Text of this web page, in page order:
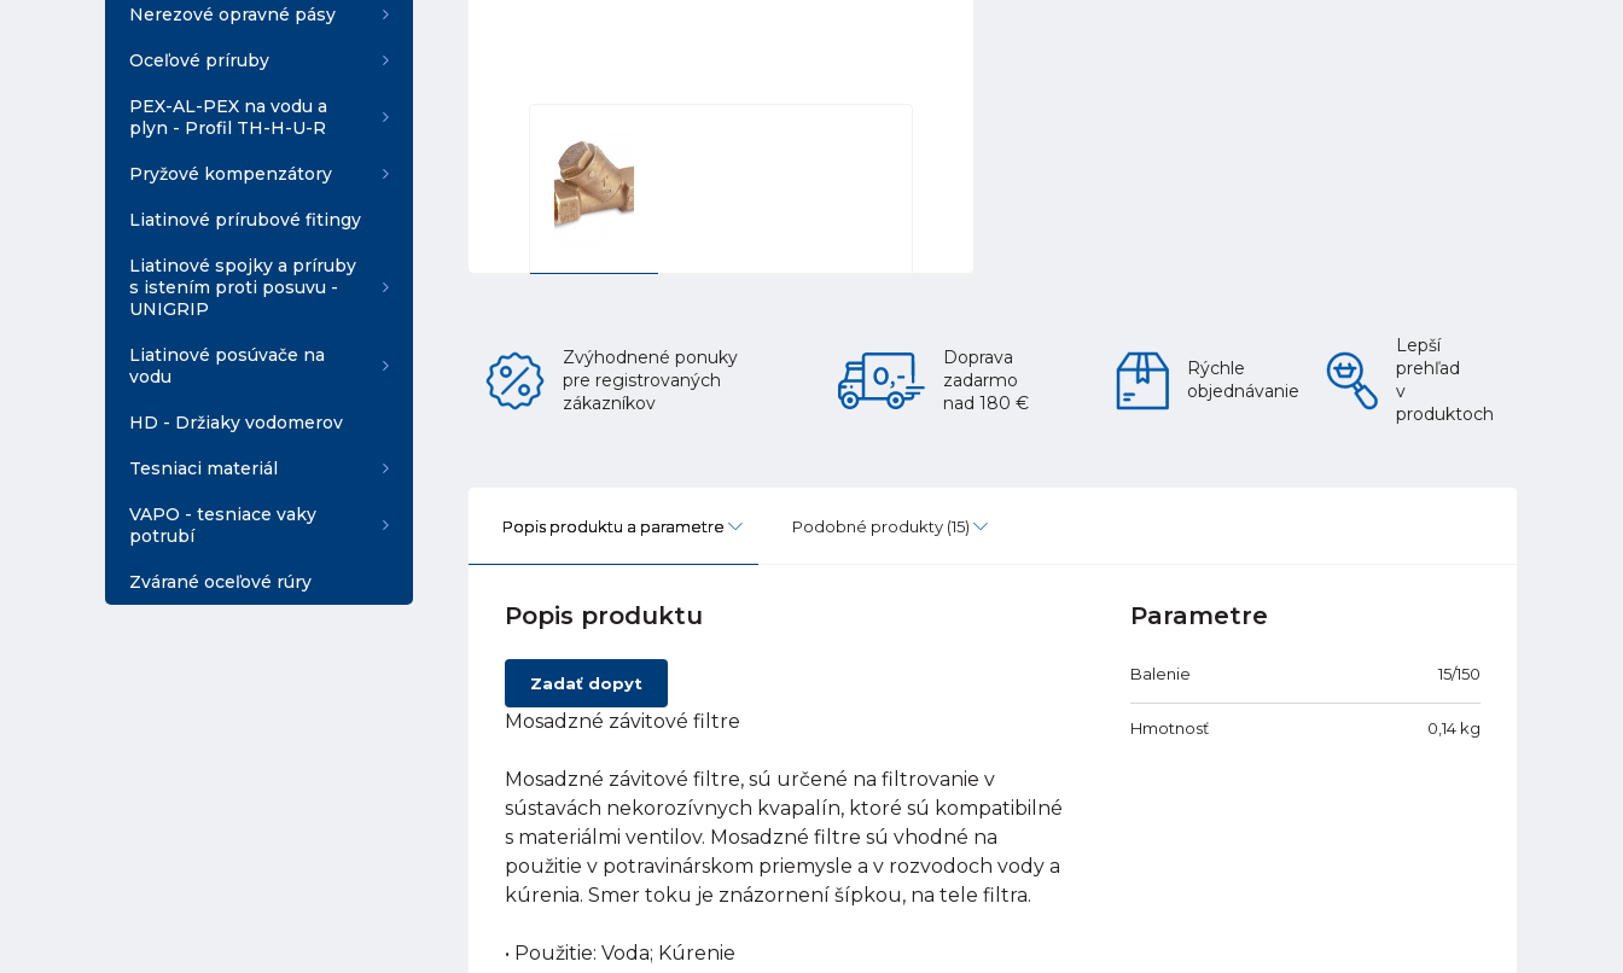
Nerezové opravné pásy
Oceľové príruby
PEX-AL-PEX na vodu a
plyn - Profil TH-H-U-R
Pryžové kompenzátory
Liatinové prírubové fitingy
Liatinové spojky a príruby
s istením proti posuvu -
UNIGRIP
Liatinové posúvače na
vodu
HD - Držiaky vodomerov
Tesniaci materiál
VAPO - tesniace vaky
potrubí
Zvárané oceľové rúry
Zvýhodnené ponuky
pre registrovaných
zákazníkov
Doprava
zadarmo
nad 180 €
Rýchle
objednávanie
Lepší
prehľad
v
produktoch
Popis produktu a parametre Podobné produkty (15)
Popis produktu
Zadať dopyt
Mosadzné závitové filtre
Mosadzné závitové filtre, sú určené na filtrovanie v
sústavách nekorozívnych kvapalín, ktoré sú kompatibilné
s materiálmi ventilov. Mosadzné filtre sú vhodné na
použitie v potravinárskom priemysle a v rozvodoch vody a
kúrenia. Smer toku je znázornení šípkou, na tele filtra.
• Použitie: Voda; Kúrenie
Parametre
Balenie 15/150
Hmotnosť 0,14 kg